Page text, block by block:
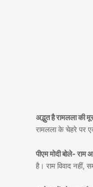
अद्भुत है रामलला की
रामलला के चेहरे पर
पीएम मोदी बोले- राम
है। राम विवाद